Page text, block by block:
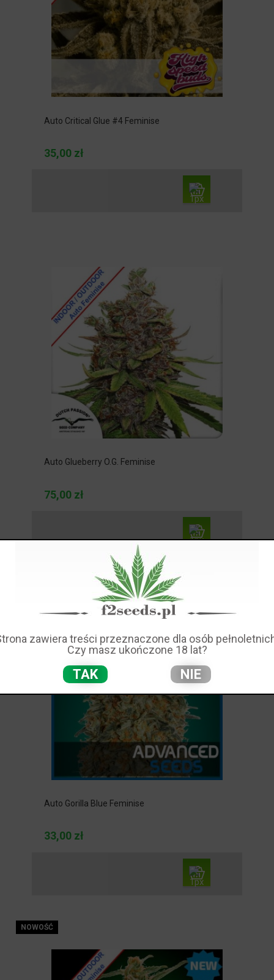
Auto Critical Glue #4 Feminise
35,00 zł
Auto Glueberry O.G. Feminise
75,00 zł
Auto Gorilla Blue Feminise
33,00 zł
NOWOŚĆ
zawiera treści przeznaczone dla osób
Czy masz ukończone 18 lat?
TAK NIE